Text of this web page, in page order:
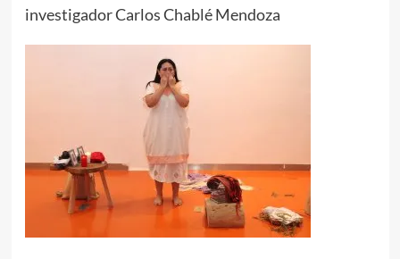
investigador Carlos Chablé Mendoza